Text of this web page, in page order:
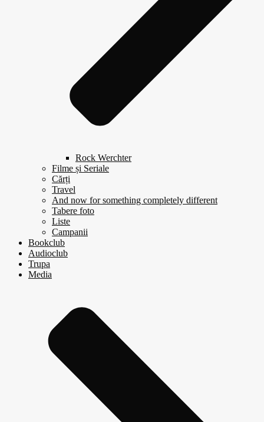
Rock Werchter
Filme și Seriale
Cărți
Travel
And now for something completely different
Tabere foto
Liste
Campanii
Bookclub
Audioclub
Trupa
Media